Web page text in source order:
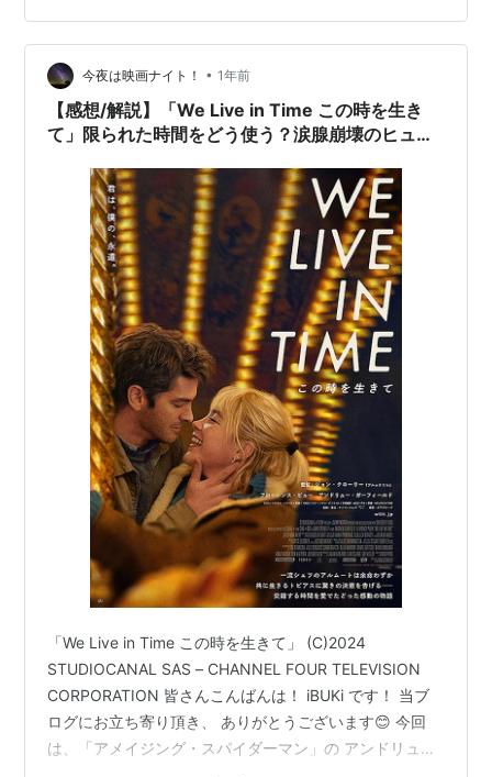
迎えている中、自分にはまだ「10年もあるな！」「ここ
からでしょ！」と思っている、目標は「生涯現役」「モ
ットー”知と熱”は生涯死ぬまで」とすらマジで思って日々
過ごしているので、ジャス…
今夜は映画ナイト！ • 1年前
【感想/解説】「We Live in Time この時を生き
て」限られた時間をどう使う？涙腺崩壊のヒュー
「We Live in Time この時を生きて」 (C)2024
STUDIOCANAL SAS – CHANNEL FOUR TELEVISION
CORPORATION 皆さんこんばんは！ iBUKi です！ 当ブ
ログにお立ち寄り頂き、 ありがとうございます😊 今回
は、「アメイジング・スパイダーマン」の アンドリュ